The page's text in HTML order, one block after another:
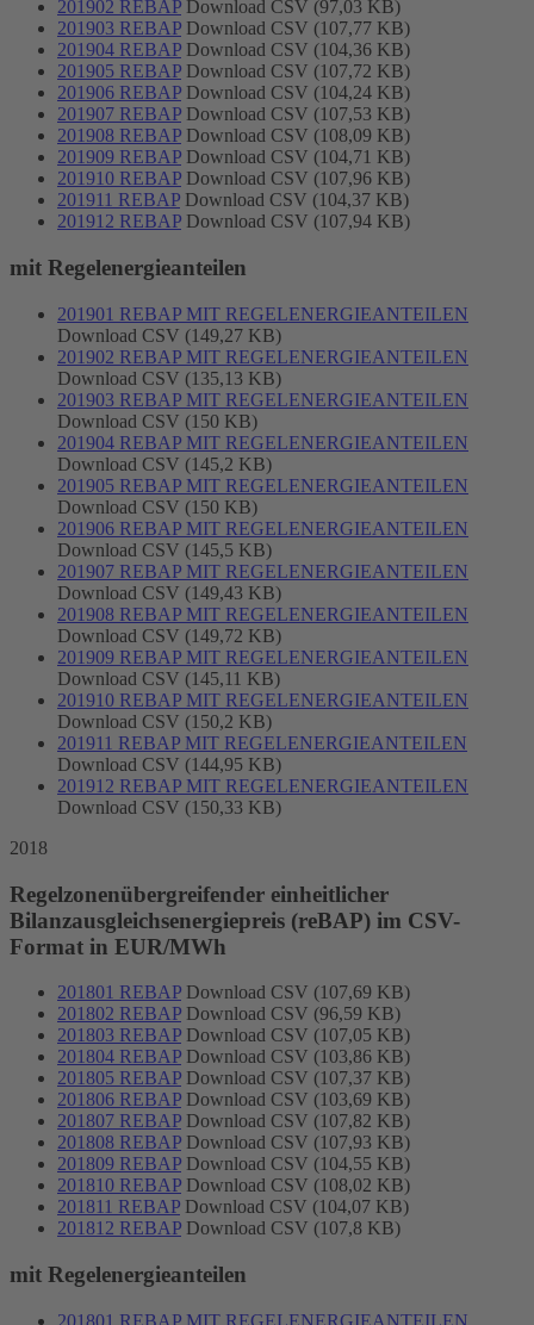
201902 REBAP Download CSV (97,03 KB)
201903 REBAP Download CSV (107,77 KB)
201904 REBAP Download CSV (104,36 KB)
201905 REBAP Download CSV (107,72 KB)
201906 REBAP Download CSV (104,24 KB)
201907 REBAP Download CSV (107,53 KB)
201908 REBAP Download CSV (108,09 KB)
201909 REBAP Download CSV (104,71 KB)
201910 REBAP Download CSV (107,96 KB)
201911 REBAP Download CSV (104,37 KB)
201912 REBAP Download CSV (107,94 KB)
mit Regelenergieanteilen
201901 REBAP MIT REGELENERGIEANTEILEN
Download CSV (149,27 KB)
201902 REBAP MIT REGELENERGIEANTEILEN
Download CSV (135,13 KB)
201903 REBAP MIT REGELENERGIEANTEILEN
Download CSV (150 KB)
201904 REBAP MIT REGELENERGIEANTEILEN
Download CSV (145,2 KB)
201905 REBAP MIT REGELENERGIEANTEILEN
Download CSV (150 KB)
201906 REBAP MIT REGELENERGIEANTEILEN
Download CSV (145,5 KB)
201907 REBAP MIT REGELENERGIEANTEILEN
Download CSV (149,43 KB)
201908 REBAP MIT REGELENERGIEANTEILEN
Download CSV (149,72 KB)
201909 REBAP MIT REGELENERGIEANTEILEN
Download CSV (145,11 KB)
201910 REBAP MIT REGELENERGIEANTEILEN
Download CSV (150,2 KB)
201911 REBAP MIT REGELENERGIEANTEILEN
Download CSV (144,95 KB)
201912 REBAP MIT REGELENERGIEANTEILEN
Download CSV (150,33 KB)
2018
Regelzonenübergreifender einheitlicher
Bilanzausgleichsenergiepreis (reBAP) im CSV-
Format in EUR/MWh
201801 REBAP Download CSV (107,69 KB)
201802 REBAP Download CSV (96,59 KB)
201803 REBAP Download CSV (107,05 KB)
201804 REBAP Download CSV (103,86 KB)
201805 REBAP Download CSV (107,37 KB)
201806 REBAP Download CSV (103,69 KB)
201807 REBAP Download CSV (107,82 KB)
201808 REBAP Download CSV (107,93 KB)
201809 REBAP Download CSV (104,55 KB)
201810 REBAP Download CSV (108,02 KB)
201811 REBAP Download CSV (104,07 KB)
201812 REBAP Download CSV (107,8 KB)
mit Regelenergieanteilen
201801 REBAP MIT REGELENERGIEANTEILEN